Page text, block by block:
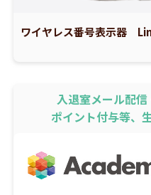
ワイヤレス番号表示器
入退室メール配信
ポイント付与等、